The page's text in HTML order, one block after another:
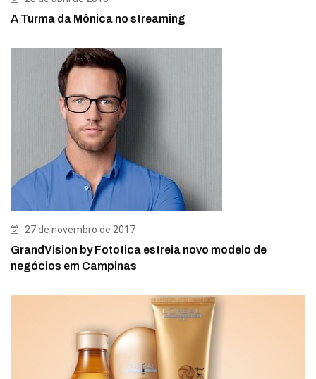
A Turma da Mônica no streaming
27 de novembro de 2017
GrandVision by Fototica estreia novo modelo de
negócios em Campinas